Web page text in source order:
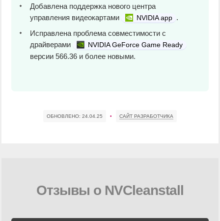
Добавлена поддержка нового центра
управления видеокартами
NVIDIA app .
Исправлена проблема ​​совместимости с
драйверами
NVIDIA GeForce Game Ready
версии 566.36 и более новыми.
ОБНОВЛЕНО: 24.04.25 • САЙТ РАЗРАБОТЧИКА
Отзывы о NVCleanstall